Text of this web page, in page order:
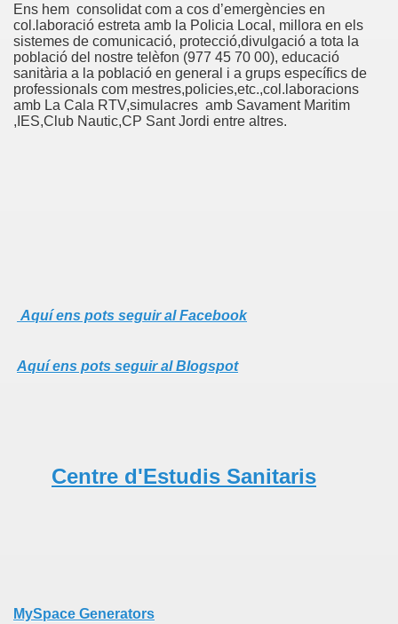
Ens hem consolidat com a cos d’emergències en
col.laboració estreta amb la Policia Local, millora en els
sistemes de comunicació, protecció,divulgació a tota la
població del nostre telèfon (977 45 70 00), educació
sanitària a la població en general i a grups específics de
professionals com mestres,policies,etc.,col.laboracions
amb La Cala RTV,simulacres amb Savament Maritim
,IES,Club Nautic,CP Sant Jordi entre altres.
Aquí ens pots seguir al Facebook
Aquí ens pots seguir al Blogspot
Centre d'Estudis Sanitaris
MySpace Generators